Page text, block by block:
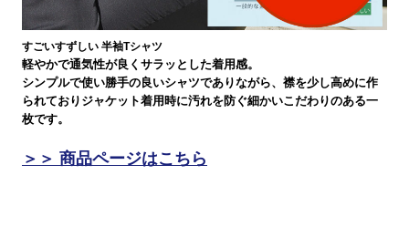
すごいすずしい 半袖Tシャツ
軽やかで通気性が良くサラッとした着用感。
シンプルで使い勝手の良いシャツでありながら、襟を少し高めに作
られておりジャケット着用時に汚れを防ぐ細かいこだわりのある一
枚です。
＞＞ 商品ページはこちら